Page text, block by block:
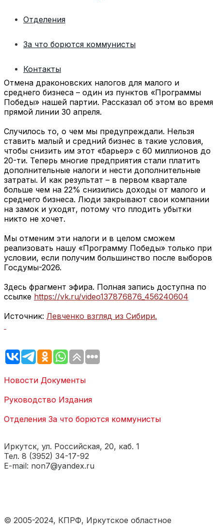
Отделения
За что борются коммунисты
Контакты
Отмена драконовских налогов для малого и
среднего бизнеса – один из пунктов «Программы
Победы» нашей партии. Рассказал об этом во время
прямой линии 30 апреля.
Случилось то, о чем мы предупреждали. Нельзя
ставить малый и средний бизнес в такие условия,
чтобы снизить им этот «барьер» с 60 миллионов до
20-ти. Теперь многие предприятия стали платить
дополнительные налоги и нести дополнительные
затраты. И как результат – в первом квартале
больше чем на 22% снизились доходы от малого и
среднего бизнеса. Люди закрывают свои компании
на замок и уходят, потому что плодить убытки
никто не хочет.
Мы отменим эти налоги и в целом сможем
реализовать нашу «Программу Победы» только при
условии, если получим большинство после выборов
Госдумы-2026.
Здесь фрагмент эфира. Полная запись доступна по
ссылке https://vk.ru/video137876876_456240604
Источник: Левченко взгляд из Сибири.
Новости Документы
Руководство Издания
Отделения За что борются коммунисты
Иркутск, ул. Российская, 20, каб. 1
Тел. 8 (3952) 34-17-92
E-mail: non7@yandex.ru
© 2005-2024, КПРФ, Иркутское областное